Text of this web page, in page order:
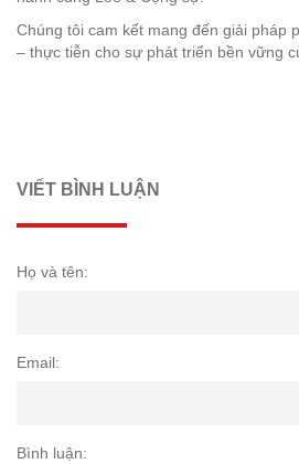
Chúng tôi cam kết mang đến giải pháp
– thực tiễn cho sự phát triển bền vững
VIẾT BÌNH LUẬN
Họ và tên:
Email:
Bình luận: